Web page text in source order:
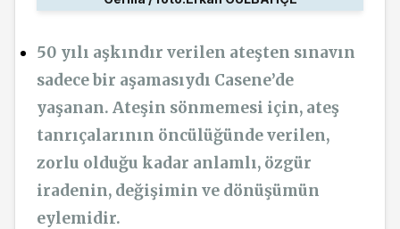
50 yılı aşkındır verilen ateşten sınavın
sadece bir aşamasıydı Casene’de
yaşanan. Ateşin sönmemesi için, ateş
tanrıçalarının öncülüğünde verilen,
zorlu olduğu kadar anlamlı, özgür
iradenin, değişimin ve dönüşümün
eylemidir.